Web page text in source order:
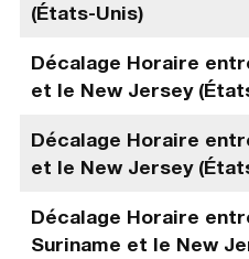
(États-Unis)
Décalage Horaire
et le New Jersey
Décalage Horaire
et le New Jersey
Décalage Horaire
Suriname et le New